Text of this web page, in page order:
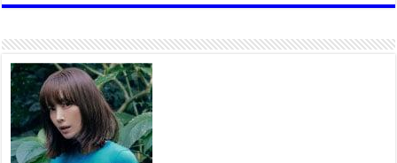
Б.Пүрэвдагва: “Урт цагаан”-ыг
залуучууд чөлөөт цагаа
өнгөрүүлдэг, жуулчид зорьж
ирдэг цэг болгоно
2026 оны 7 сар 21 / 16 цаг 47 минут
Тусгай замын автобус /BRT/ төслийн удирдах